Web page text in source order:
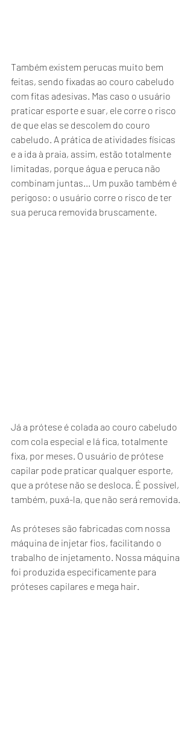
Também existem perucas muito bem
feitas, sendo fixadas ao couro cabeludo
com fitas adesivas. Mas caso o usuário
praticar esporte e suar, ele corre o risco
de que elas se descolem do couro
cabeludo. A prática de atividades físicas
e a ida à praia, assim, estão totalmente
limitadas, porque água e peruca não
combinam juntas... Um puxão também é
perigoso: o usuário corre o risco de ter
sua peruca removida bruscamente.
Já a prótese é colada ao couro cabeludo
com cola especial e lá fica, totalmente
fixa, por meses. O usuário de prótese
capilar pode praticar qualquer esporte,
que a prótese não se desloca. É possível,
também, puxá-la, que não será removida.
As próteses são fabricadas com nossa
máquina de injetar fios, facilitando o
trabalho de injetamento. Nossa máquina
foi produzida especificamente para
próteses capilares e mega hair.